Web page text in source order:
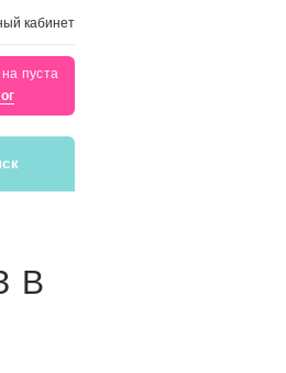
кабинет
пуста
В